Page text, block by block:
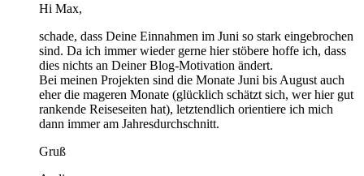
Hi Max,
schade, dass Deine Einnahmen im Juni so stark eingebrochen
sind. Da ich immer wieder gerne hier stöbere hoffe ich, dass
dies nichts an Deiner Blog-Motivation ändert.
Bei meinen Projekten sind die Monate Juni bis August auch
eher die mageren Monate (glücklich schätzt sich, wer hier gut
rankende Reiseseiten hat), letztendlich orientiere ich mich
dann immer am Jahresdurchschnitt.
Gruß